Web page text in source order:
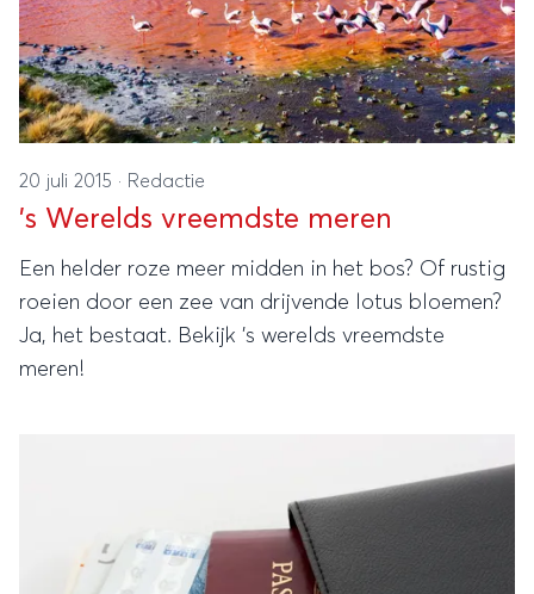
20 juli 2015 · Redactie
's Werelds vreemdste meren
Een helder roze meer midden in het bos? Of rustig
roeien door een zee van drijvende lotus bloemen?
Ja, het bestaat. Bekijk 's werelds vreemdste
meren!